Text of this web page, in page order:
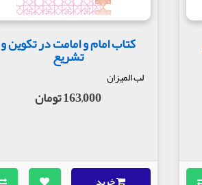
کتاب امام و امامت در تکوین و
تشریع
لب المیزان
163,000 تومان